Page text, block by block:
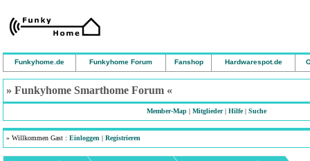
Funkyhome.de Funkyhome Forum Fanshop Hardwarespot.de
» Funkyhome Smarthome Forum «
Member-Map | Mitglieder| Hilfe| Suche
» Willkommen Gast : Einloggen | Registrieren